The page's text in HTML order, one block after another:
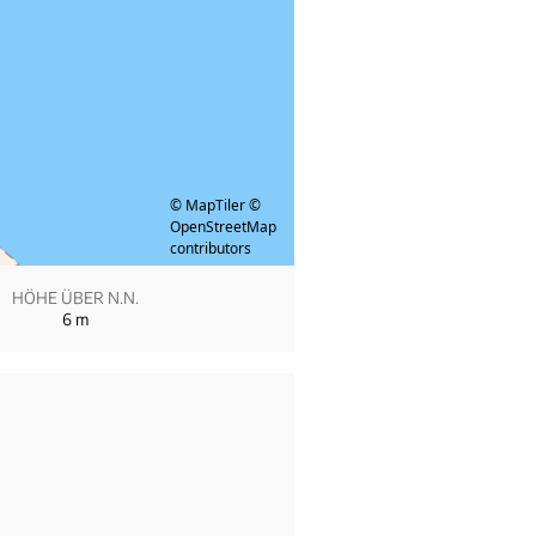
© MapTiler ©
OpenStreetMap
contributors
HÖHE ÜBER N.N.
6 m